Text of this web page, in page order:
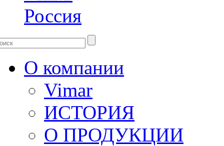
О компании
Vimar
ИСТОРИЯ
О ПРОДУКЦИИ